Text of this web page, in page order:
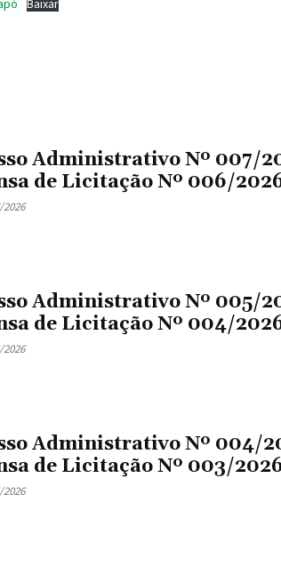
Baixar
Administrativo Nº 007/
de Licitação Nº 006/
Administrativo Nº 005/
de Licitação Nº 004/
Administrativo Nº 004/
de Licitação Nº 003/